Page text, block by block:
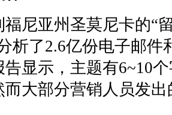
亚州圣莫尼卡的“留
析了2.6亿份电子邮件
显示，主题有6~10
大部分营销人员发